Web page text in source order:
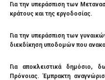
Για την υπεράσπιση των
κράτους και της εργοδοσίας.
Για την υπεράσπιση των
διεκδίκηση υποδομών που
Για αποκλειστικά δημόσιο,
Πρόνοιας. Έμπρακτη